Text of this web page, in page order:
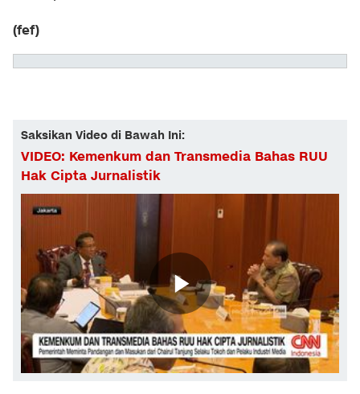
(fef)
Saksikan Video di Bawah Ini:
VIDEO: Kemenkum dan Transmedia Bahas RUU
Hak Cipta Jurnalistik